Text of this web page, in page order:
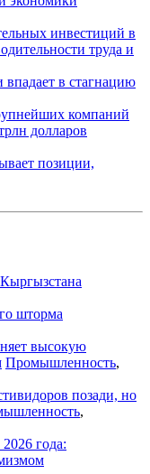
инвестиций в
труда и
в стагнацию
компаний
долларов
позиции,
шторма
высокую
Промышленность,
позади, но
,
года: